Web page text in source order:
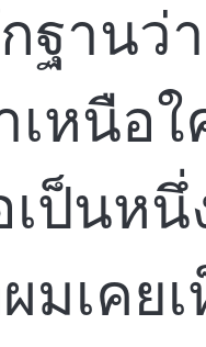
ฐานว่
หนือใ
ป็นห
มเคย